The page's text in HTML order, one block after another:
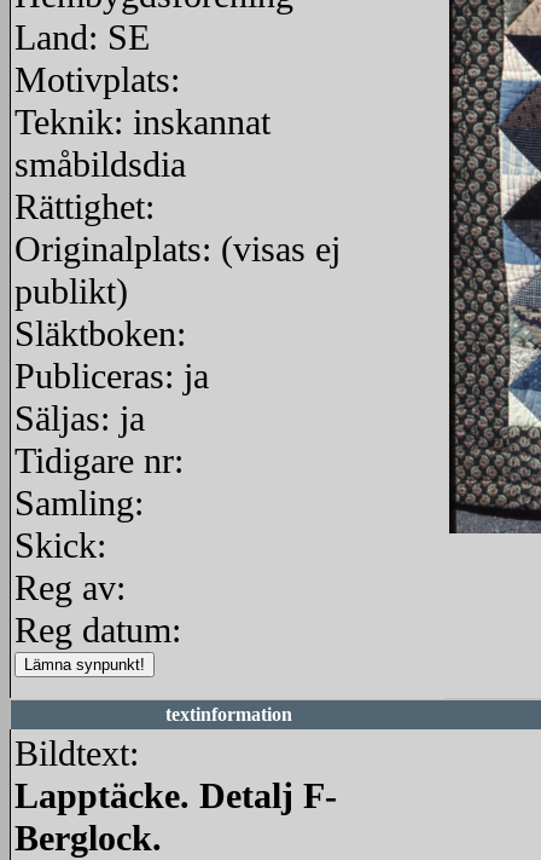
Land: SE
Motivplats:
Teknik: inskannat
småbildsdia
Rättighet:
Originalplats: (visas ej
publikt)
Släktboken:
Publiceras: ja
Säljas: ja
Tidigare nr:
Samling:
Skick:
Reg av:
Reg datum:
textinformation
Bildtext:
Lapptäcke. Detalj F-
Berglock.